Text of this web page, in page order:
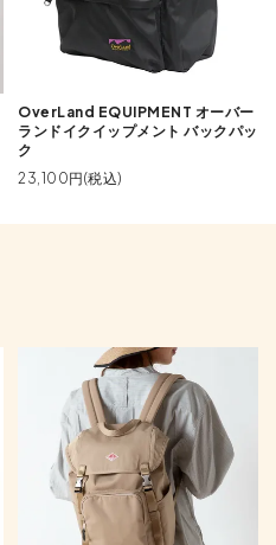
OverLand EQUIPMENT オーバー
ランドイクイップメント バックパッ
ク
23,100円(税込)